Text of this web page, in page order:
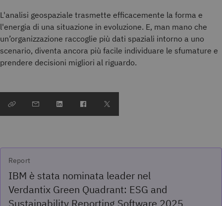
L'analisi geospaziale trasmette efficacemente la forma e
l'energia di una situazione in evoluzione. E, man mano che
un’organizzazione raccoglie più dati spaziali intorno a uno
scenario, diventa ancora più facile individuare le sfumature e
prendere decisioni migliori al riguardo.
Report
IBM è stata nominata leader nel
Verdantix Green Quadrant: ESG and